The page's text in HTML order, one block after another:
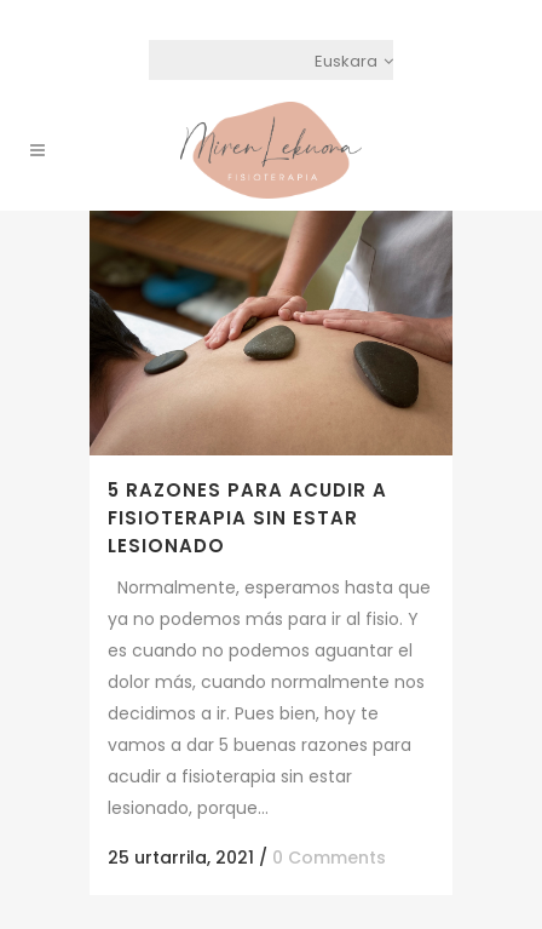
Euskara
5 RAZONES PARA ACUDIR A
FISIOTERAPIA SIN ESTAR
LESIONADO
Normalmente, esperamos hasta que
ya no podemos más para ir al fisio. Y
es cuando no podemos aguantar el
dolor más, cuando normalmente nos
decidimos a ir. Pues bien, hoy te
vamos a dar 5 buenas razones para
acudir a fisioterapia sin estar
lesionado, porque...
25 urtarrila, 2021 / 0 Comments